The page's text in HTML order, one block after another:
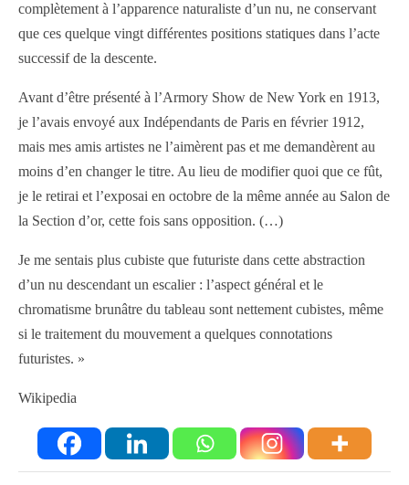
complètement à l’apparence naturaliste d’un nu, ne conservant
que ces quelque vingt différentes positions statiques dans l’acte
successif de la descente.
Avant d’être présenté à l’Armory Show de New York en 1913,
je l’avais envoyé aux Indépendants de Paris en février 1912,
mais mes amis artistes ne l’aimèrent pas et me demandèrent au
moins d’en changer le titre. Au lieu de modifier quoi que ce fût,
je le retirai et l’exposai en octobre de la même année au Salon de
la Section d’or, cette fois sans opposition. (…)
Je me sentais plus cubiste que futuriste dans cette abstraction
d’un nu descendant un escalier : l’aspect général et le
chromatisme brunâtre du tableau sont nettement cubistes, même
si le traitement du mouvement a quelques connotations
futuristes. »
Wikipedia